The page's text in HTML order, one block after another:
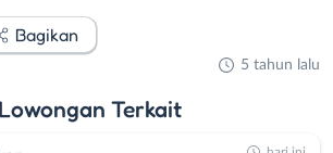
Bagikan
5 tahun lalu
Lowongan Terkait